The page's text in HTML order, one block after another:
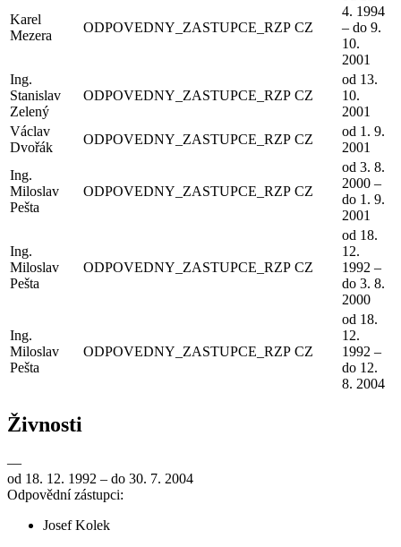
Karel
Mezera
ODPOVEDNY_ZASTUPCE_RZP CZ
4. 1994
– do 9.
10.
2001
Ing.
Stanislav
Zelený
ODPOVEDNY_ZASTUPCE_RZP CZ
od 13.
10.
2001
Václav
Dvořák
ODPOVEDNY_ZASTUPCE_RZP CZ
od 1. 9.
2001
Ing.
Miloslav
Pešta
ODPOVEDNY_ZASTUPCE_RZP CZ
od 3. 8.
2000 –
do 1. 9.
2001
Ing.
Miloslav
Pešta
ODPOVEDNY_ZASTUPCE_RZP CZ
od 18.
12.
1992 –
do 3. 8.
2000
Ing.
Miloslav
Pešta
ODPOVEDNY_ZASTUPCE_RZP CZ
od 18.
12.
1992 –
do 12.
8. 2004
Živnosti
—
od 18. 12. 1992 – do 30. 7. 2004
Odpovědní zástupci:
Josef Kolek